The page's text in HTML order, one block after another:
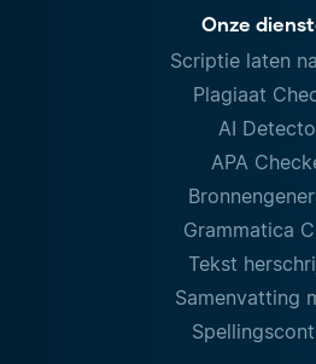
Onze
Scriptie laten
Plagiaat
AI
APA
Grammatica
Tekst
Samenvatting